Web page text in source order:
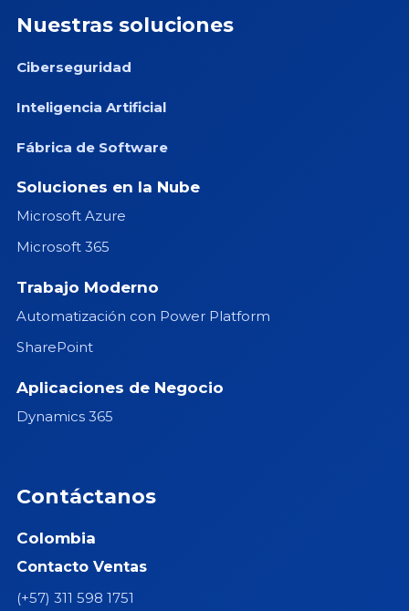
Nuestras soluciones
Ciberseguridad
Inteligencia Artificial
Fábrica de Software
Soluciones en la Nube
Microsoft Azure
Microsoft 365
Trabajo Moderno
Automatización con Power Platform
SharePoint
Aplicaciones de Negocio
Dynamics 365
Contáctanos
Colombia
Contacto Ventas
(+57) 311 598 1751